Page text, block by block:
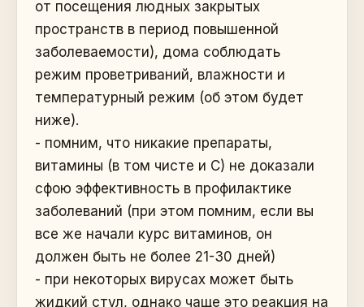
от посещения людных закрытых
пространств в период повышенной
заболеваемости), дома соблюдать
режим проветриваний, влажности и
температурный режим (об этом будет
ниже).
- помним, что никакие препараты,
витамины (в том чисте и С) не доказали
сфою эффективность в профилактике
заболеваний (при этом помним, если вы
все же начали курс витаминов, он
должен быть не более 21-30 дней)
- при некоторых вирусах может быть
жидкий стул, однако чаще это реакция на